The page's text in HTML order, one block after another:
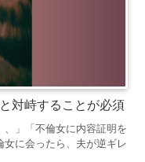
対峙することが必須
、」「不倫女に内容証明を
に会ったら、夫が逆ギレ